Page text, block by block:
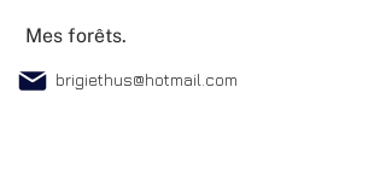
Mes forêts.
brigiethus@hotmail.com